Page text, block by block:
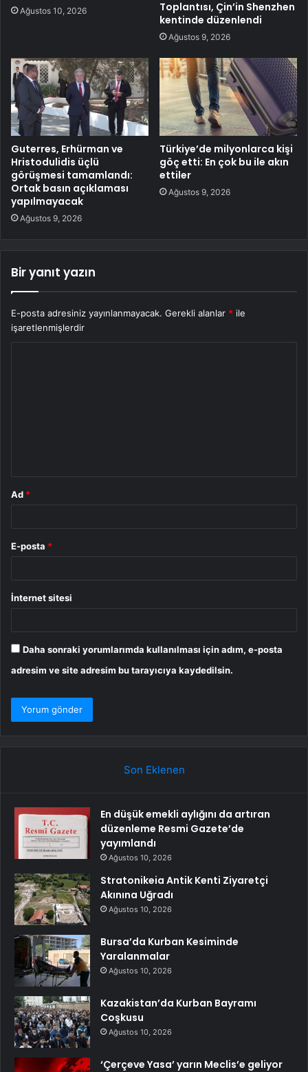
Ağustos 10, 2026
Toplantısı, Çin’in Shenzhen
kentinde düzenlendi
Ağustos 9, 2026
Guterres, Erhürman ve
Hristodulidis üçlü
görüşmesi tamamlandı:
Ortak basın açıklaması
yapılmayacak
Ağustos 9, 2026
Türkiye’de milyonlarca kişi
göç etti: En çok bu ile akın
ettiler
Ağustos 9, 2026
Bir yanıt yazın
E-posta adresiniz yayınlanmayacak. Gerekli alanlar * ile
işaretlenmişlerdir
Ad *
E-posta *
İnternet sitesi
Daha sonraki yorumlarımda kullanılması için adım, e-posta
adresim ve site adresim bu tarayıcıya kaydedilsin.
Son Eklenen
En düşük emekli aylığını da artıran
düzenleme Resmi Gazete’de
yayımlandı
Ağustos 10, 2026
Stratonikeia Antik Kenti Ziyaretçi
Akınına Uğradı
Ağustos 10, 2026
Bursa’da Kurban Kesiminde
Yaralanmalar
Ağustos 10, 2026
Kazakistan’da Kurban Bayramı
Coşkusu
Ağustos 10, 2026
‘Çerçeve Yasa’ yarın Meclis’e geliyor